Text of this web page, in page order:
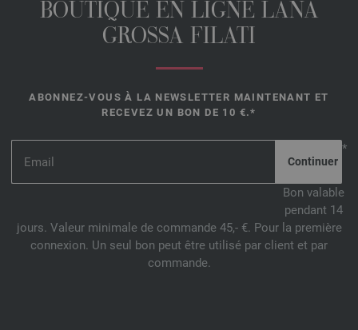
BOUTIQUE EN LIGNE LANA
GROSSA FILATI
ABONNEZ-VOUS À LA NEWSLETTER MAINTENANT ET
RECEVEZ UN BON DE 10 €.*
*
Bon valable
pendant 14
jours. Valeur minimale de commande 45,- €. Pour la première
connexion. Un seul bon peut être utilisé par client et par
commande.